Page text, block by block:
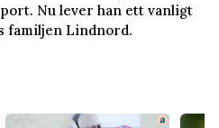
Nu lever han ett vanligt
familjen Lindnord.